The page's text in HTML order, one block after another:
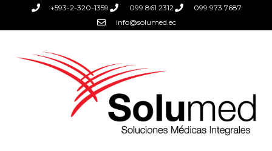
+593-2-320-1359 099 861 2312
099 973 7687
info@solumed.ec